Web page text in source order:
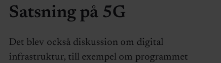
Satsning på 5G
Det blev också diskussion om digital
infrastruktur, till exempel om programmet